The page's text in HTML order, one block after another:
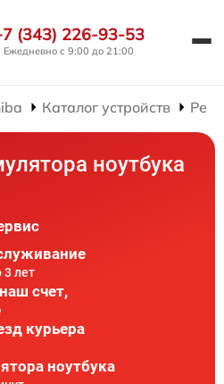
(343) 226-93-53
Ежедневно с 9:00 до 21:00
Каталог устройств
ноутбука
3 лет
счет,
курьера
ноутбука